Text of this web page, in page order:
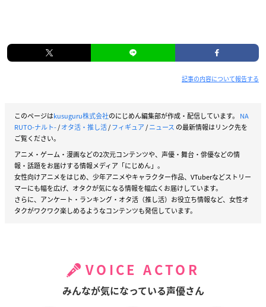
記事の内容について報告する
このページはkusuguru株式会社のにじめん編集部が作成・配信しています。 NA
RUTO-ナルト-/オタ活・推し活/フィギュア/ニュース の最新情報はリンク先を
ご覧ください。
アニメ・ゲーム・漫画などの2次元コンテンツや、声優・舞台・俳優などの情
報・話題をお届けする情報メディア「にじめん」。
女性向けアニメをはじめ、少年アニメやキャラクター作品、VTuberなどストリー
マーにも幅を広げ、オタクが気になる情報を幅広くお届けしています。
さらに、アンケート・ランキング・オタ活（推し活）お役立ち情報など、女性オ
タクがワクワク楽しめるようなコンテンツも発信しています。
VOICE ACTOR
みんなが気になっている声優さん